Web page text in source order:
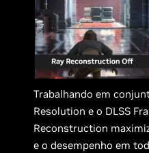
Trabalhando em
Resolution e o DLSS
Reconstruction
e o desempenho em